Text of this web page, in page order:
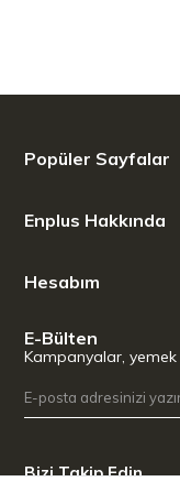
Popüler Sayfalar
Enplus Hakkında
Hesabım
E-Bülten
Kampanyalar,
Bizi Takip Edin